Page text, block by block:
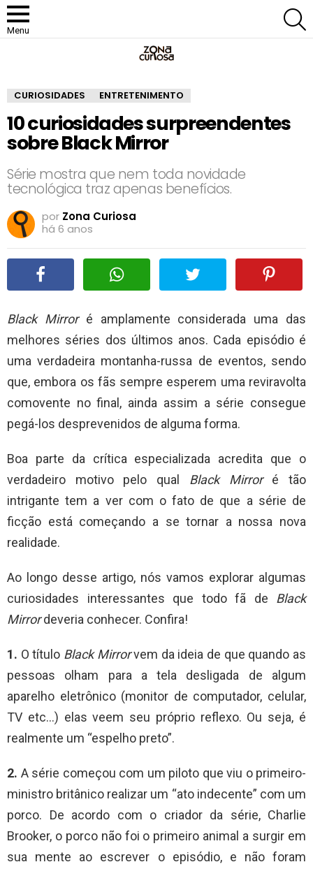
Menu
CURIOSIDADES ENTRETENIMENTO
10 curiosidades surpreendentes
sobre Black Mirror
Série mostra que nem toda novidade
tecnológica traz apenas benefícios.
por Zona Curiosa
há 6 anos
Black Mirroré amplamente considerada uma das
melhores séries dos últimos anos. Cada episódio é
uma verdadeira montanha-russa de eventos, sendo
que, embora os fãs sempre esperem uma reviravolta
comovente no final, ainda assim a série consegue
pegá-los desprevenidos de alguma forma.
Boa parte da crítica especializada acredita que o
verdadeiro motivo pelo qual Black Mirroré tão
intrigante tem a ver com o fato de que a série de
ficção está começando a se tornar a nossa nova
realidade.
Ao longo desse artigo, nós vamos explorar algumas
curiosidades interessantes que todo fã de Black
Mirrordeveria conhecer. Confira!
1. O título Black Mirrorvem da ideia de que quando as
pessoas olham para a tela desligada de algum
aparelho eletrônico (monitor de computador, celular,
TV etc…) elas veem seu próprio reflexo. Ou seja, é
realmente um “espelho preto”.
2. A série começou com um piloto que viu o primeiro-
ministro britânico realizar um “ato indecente” com um
porco. De acordo com o criador da série, Charlie
Brooker, o porco não foi o primeiro animal a surgir em
sua mente ao escrever o episódio, e não foram